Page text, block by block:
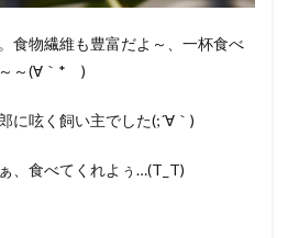
食物繊維も豊富だよ～、一杯食べ
～(∀｀*ゞ)
に呟く飼い主でした(;´∀｀)
、食べてくれよぅ…(T_T)